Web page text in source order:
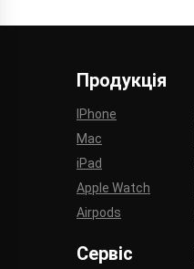
Продукція
IPhone
Mac
iPad
Apple Watch
Airpods
Сервіс